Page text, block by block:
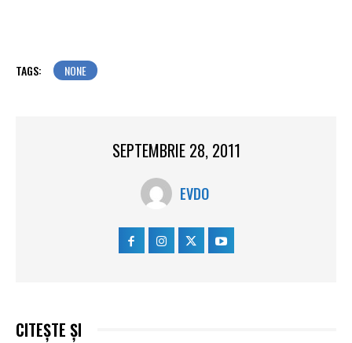
TAGS: NONE
SEPTEMBRIE 28, 2011
EVDO
CITEȘTE ȘI